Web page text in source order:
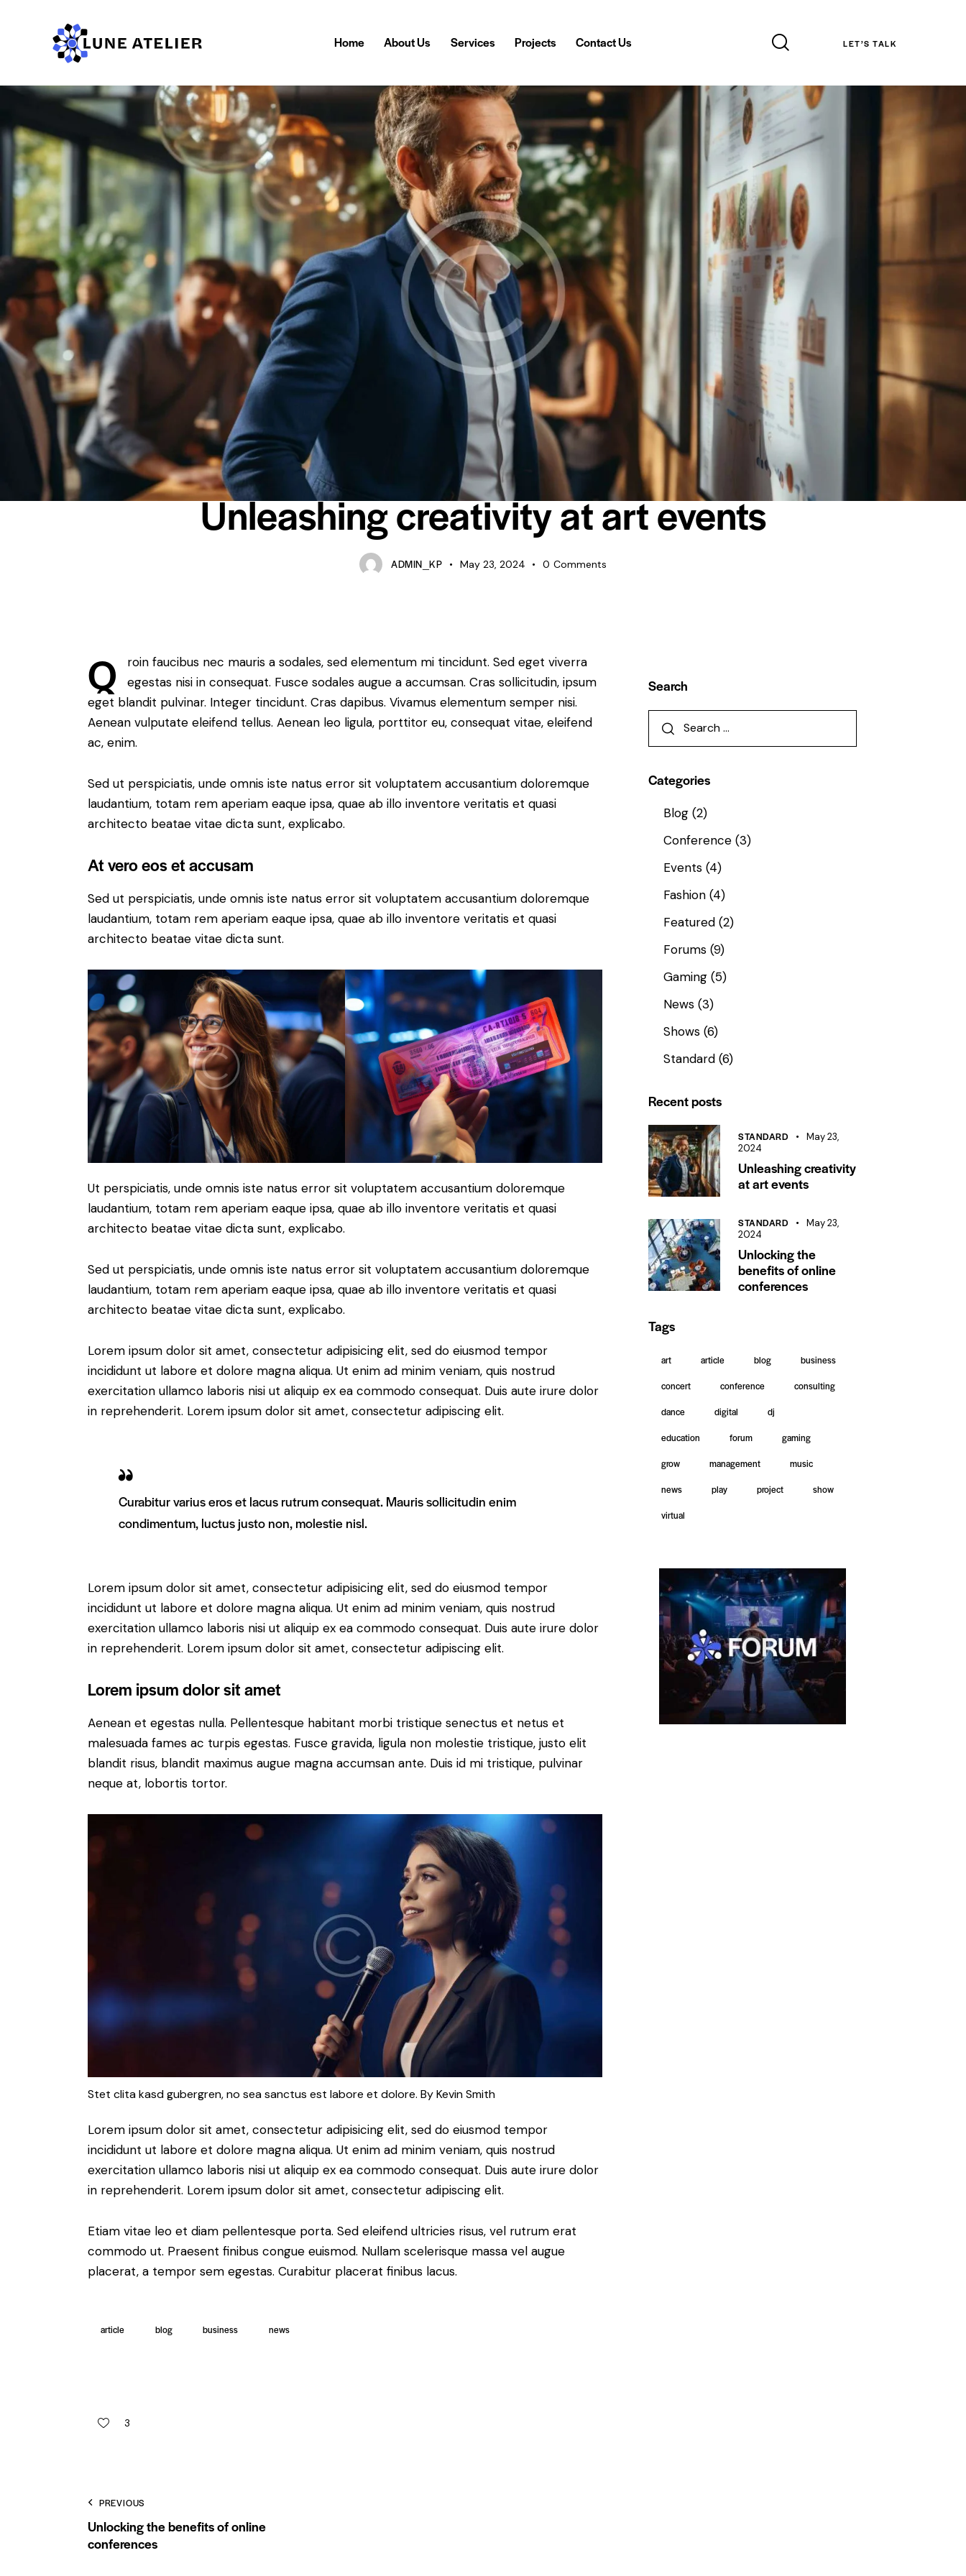
Home About Us Services Projects Contact Us LET’S TALK
STANDARD
Unleashing creativity at art events
ADMIN_KP May 23, 2024 0 Comments
Q
roin faucibus nec mauris a sodales, sed elementum mi tincidunt. Sed eget viverra
egestas nisi in consequat. Fusce sodales augue a accumsan. Cras sollicitudin, ipsum
eget blandit pulvinar. Integer tincidunt. Cras dapibus. Vivamus elementum semper nisi.
Aenean vulputate eleifend tellus. Aenean leo ligula, porttitor eu, consequat vitae, eleifend
ac, enim.
Sed ut perspiciatis, unde omnis iste natus error sit voluptatem accusantium doloremque
laudantium, totam rem aperiam eaque ipsa, quae ab illo inventore veritatis et quasi
architecto beatae vitae dicta sunt, explicabo.
At vero eos et accusam
Sed ut perspiciatis, unde omnis iste natus error sit voluptatem accusantium doloremque
laudantium, totam rem aperiam eaque ipsa, quae ab illo inventore veritatis et quasi
architecto beatae vitae dicta sunt.
Ut perspiciatis, unde omnis iste natus error sit voluptatem accusantium doloremque
laudantium, totam rem aperiam eaque ipsa, quae ab illo inventore veritatis et quasi
architecto beatae vitae dicta sunt, explicabo.
Sed ut perspiciatis, unde omnis iste natus error sit voluptatem accusantium doloremque
laudantium, totam rem aperiam eaque ipsa, quae ab illo inventore veritatis et quasi
architecto beatae vitae dicta sunt, explicabo.
Lorem ipsum dolor sit amet, consectetur adipisicing elit, sed do eiusmod tempor
incididunt ut labore et dolore magna aliqua. Ut enim ad minim veniam, quis nostrud
exercitation ullamco laboris nisi ut aliquip ex ea commodo consequat. Duis aute irure dolor
in reprehenderit. Lorem ipsum dolor sit amet, consectetur adipiscing elit.
Curabitur varius eros et lacus rutrum consequat. Mauris sollicitudin enim
condimentum, luctus justo non, molestie nisl.
Lorem ipsum dolor sit amet, consectetur adipisicing elit, sed do eiusmod tempor
incididunt ut labore et dolore magna aliqua. Ut enim ad minim veniam, quis nostrud
exercitation ullamco laboris nisi ut aliquip ex ea commodo consequat. Duis aute irure dolor
in reprehenderit. Lorem ipsum dolor sit amet, consectetur adipiscing elit.
Lorem ipsum dolor sit amet
Aenean et egestas nulla. Pellentesque habitant morbi tristique senectus et netus et
malesuada fames ac turpis egestas. Fusce gravida, ligula non molestie tristique, justo elit
blandit risus, blandit maximus augue magna accumsan ante. Duis id mi tristique, pulvinar
neque at, lobortis tortor.
Stet clita kasd gubergren, no sea sanctus est labore et dolore. ByKevin Smith
Lorem ipsum dolor sit amet, consectetur adipisicing elit, sed do eiusmod tempor
incididunt ut labore et dolore magna aliqua. Ut enim ad minim veniam, quis nostrud
exercitation ullamco laboris nisi ut aliquip ex ea commodo consequat. Duis aute irure dolor
in reprehenderit. Lorem ipsum dolor sit amet, consectetur adipiscing elit.
Etiam vitae leo et diam pellentesque porta. Sed eleifend ultricies risus, vel rutrum erat
commodo ut. Praesent finibus congue euismod. Nullam scelerisque massa vel augue
placerat, a tempor sem egestas. Curabitur placerat finibus lacus.
article blog business news
3
PREVIOUS
Unlocking the benefits of online
conferences
Search
Categories
Blog(2)
Conference(3)
Events(4)
Fashion(4)
Featured(2)
Forums(9)
Gaming(5)
News(3)
Shows(6)
Standard(6)
Recent posts
STANDARD
May 23,
2024
Unleashing creativity
at art events
STANDARD
May 23,
2024
Unlocking the
benefits of online
conferences
Tags
art article blog
business
concert
conference
consulting
dance
digital
dj
education
forum
gaming
grow
management
music
news
play project
show
virtual